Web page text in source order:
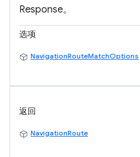
Response。
选项
NavigationRouteMatchOptions
返回
NavigationRoute